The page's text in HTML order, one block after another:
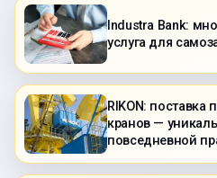
Industra Bank:
услуга для
RIKON:
кранов —
повседневной